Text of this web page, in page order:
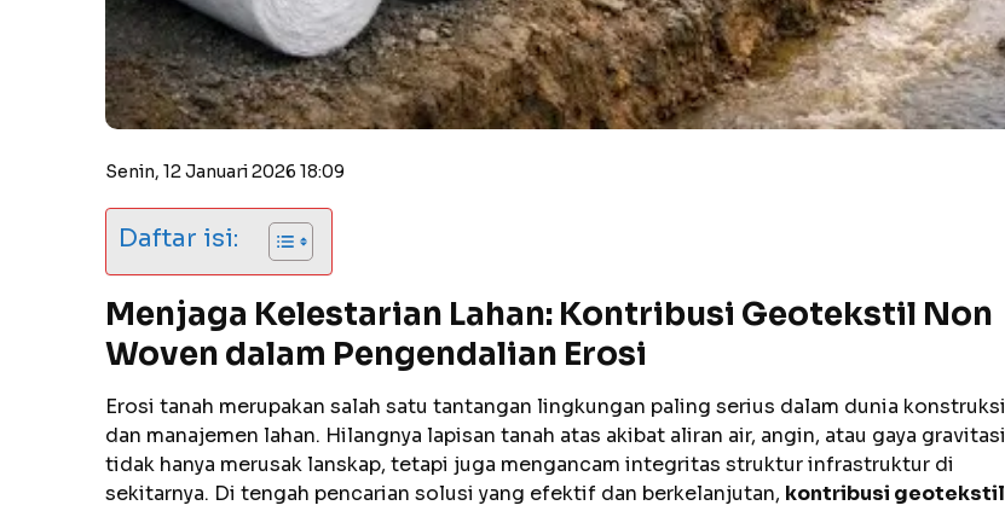
Senin, 12 Januari 2026 18:09
Daftar isi:
Menjaga Kelestarian Lahan: Kontribusi Geotekstil Non
Woven dalam Pengendalian Erosi
Erosi tanah merupakan salah satu tantangan lingkungan paling serius dalam dunia konstruksi
dan manajemen lahan. Hilangnya lapisan tanah atas akibat aliran air, angin, atau gaya gravitasi
tidak hanya merusak lanskap, tetapi juga mengancam integritas struktur infrastruktur di
sekitarnya. Di tengah pencarian solusi yang efektif dan berkelanjutan, kontribusi geotekstil